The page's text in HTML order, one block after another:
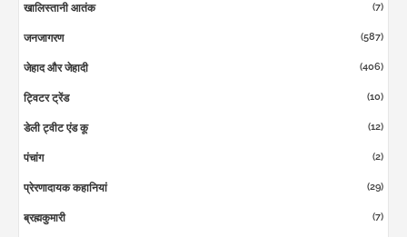
खालिस्तानी आतंक (7)
जनजागरण (587)
जेहाद और जेहादी (406)
ट्विटर ट्रेंड (10)
डेली ट्वीट एंड कू (12)
पंचांग (2)
प्रेरणादायक कहानियां (29)
ब्रह्मकुमारी (7)